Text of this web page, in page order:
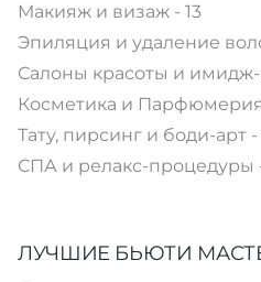
Макияж и визаж - 13
Эпиляция и удаление
Салоны красоты и
Косметика и
Тату, пирсинг и боди-арт
СПА и релакс-процедуры
ЛУЧШИЕ БЬЮТИ